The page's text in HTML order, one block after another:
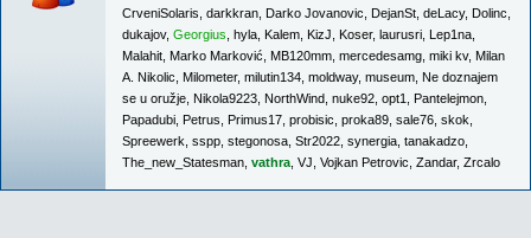
CrveniSolaris darkkran Darko Jovanovic DejanSt deLacy, Dolinc
dukajov, Georgius hyla Kalem KizJ Koser, laurusri Lep1na
Malahit Marko Marković MB120mm mercedesamg miki kv, Milan
A. Nikolic Milometer, milutin134 moldway, museum Ne doznajem
se u oružje Nikola9223 NorthWind nuke92 opt1 Pantelejmon
Papadubi Petrus Primus17 probisic proka89 sale76 skok
Spreewerk sspp stegonosa Str2022 synergia tanakadzo
The_new_Statesman vathra VJ Vojkan Petrovic Zandar, Zrcalo